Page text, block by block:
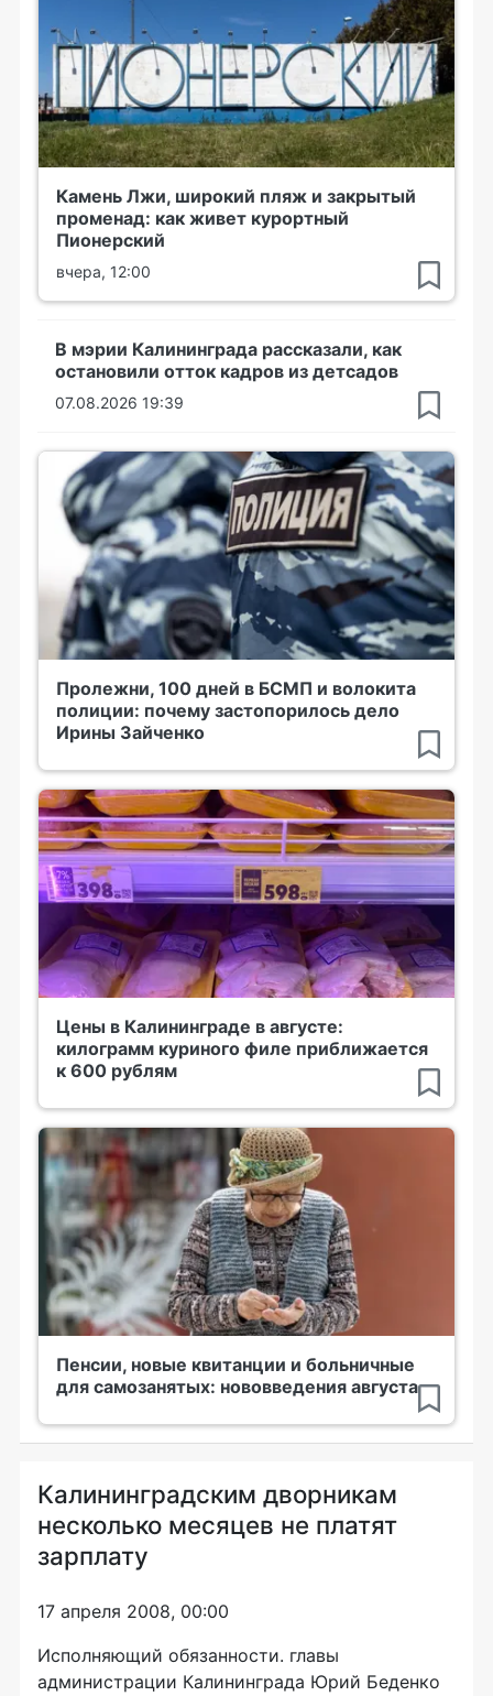
Камень Лжи, широкий пляж и закрытый
променад: как живет курортный
Пионерский
вчера, 12:00
В мэрии Калининграда рассказали, как
остановили отток кадров из детсадов
07.08.2026 19:39
Пролежни, 100 дней в БСМП и волокита
полиции: почему застопорилось дело
Ирины Зайченко
Цены в Калининграде в августе:
килограмм куриного филе приближается
к 600 рублям
Пенсии, новые квитанции и больничные
для самозанятых: нововведения августа
Калининградским дворникам
несколько месяцев не платят
зарплату
17 апреля 2008, 00:00
Исполняющий обязанности. главы
администрации Калининграда Юрий Беденко